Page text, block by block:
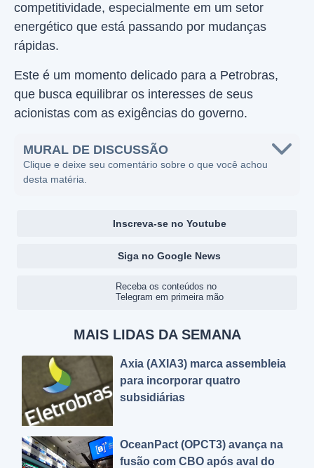
competitividade, especialmente em um setor
energético que está passando por mudanças
rápidas.
Este é um momento delicado para a Petrobras,
que busca equilibrar os interesses de seus
acionistas com as exigências do governo.
MURAL DE DISCUSSÃO
Clique e deixe seu comentário sobre o que você achou
desta matéria.
Inscreva-se no Youtube
Siga no Google News
Receba os conteúdos no
Telegram em primeira mão
MAIS LIDAS DA SEMANA
Axia (AXIA3) marca assembleia
para incorporar quatro
subsidiárias
OceanPact (OPCT3) avança na
fusão com CBO após aval do